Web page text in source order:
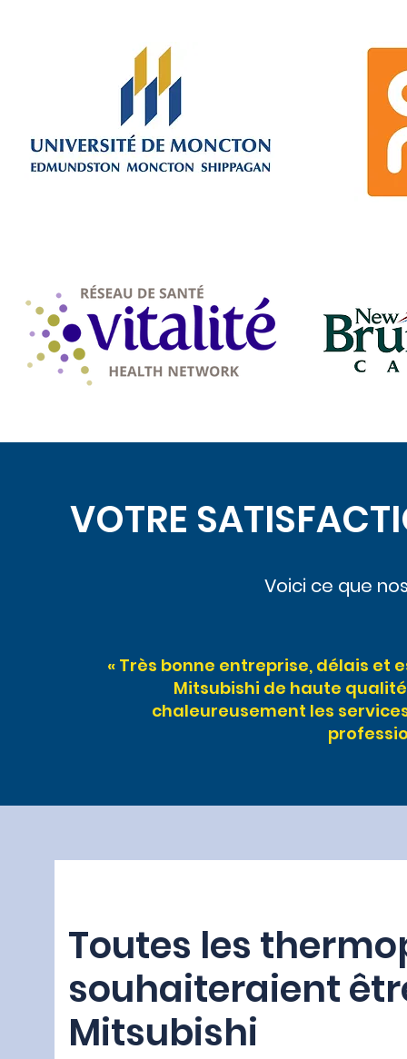
VOTRE
Voici ce que
« Très bonne entreprise, délais et
Mitsubishi de haute
chaleureusement les
Toutes les
souhaiteraient
Mitsubishi